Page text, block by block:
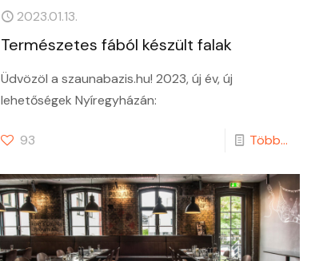
2023.01.13.
Természetes fából készült falak
Üdvözöl a szaunabazis.hu! 2023, új év, új
lehetőségek Nyíregyházán:
93 Több...